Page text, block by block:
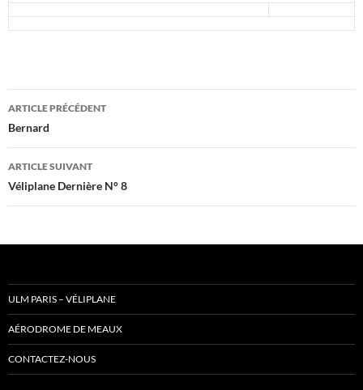
Navigation
des
articles
ARTICLE PRÉCÉDENT
Bernard
ARTICLE SUIVANT
Véliplane Dernière N° 8
ULM PARIS – VÉLIPLANE
AÉRODROME DE MEAUX
CONTACTEZ-NOUS